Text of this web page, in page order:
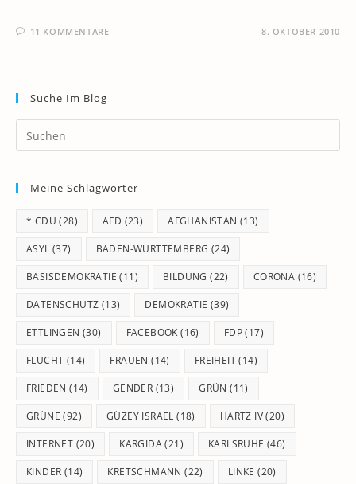
11 KOMMENTARE 8. OKTOBER 2010
Suche Im Blog
Meine Schlagwörter
* CDU (28) AFD (23) AFGHANISTAN (13)
ASYL (37) BADEN-WÜRTTEMBERG (24)
BASISDEMOKRATIE (11) BILDUNG (22) CORONA (16)
DATENSCHUTZ (13) DEMOKRATIE (39)
ETTLINGEN (30) FACEBOOK (16) FDP(17)
FLUCHT (14) FRAUEN (14) FREIHEIT(14)
FRIEDEN (14) GENDER (13) GRÜN (11)
GRÜNE (92) GÜZEY ISRAEL (18) HARTZ IV(20)
INTERNET (20) KARGIDA(21) KARLSRUHE (46)
KINDER (14) KRETSCHMANN (22) LINKE (20)